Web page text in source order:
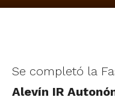
Se completó la
Alevín IR